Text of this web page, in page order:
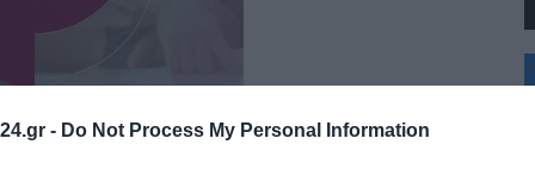
- Do Not Process My Personal Information
+
°